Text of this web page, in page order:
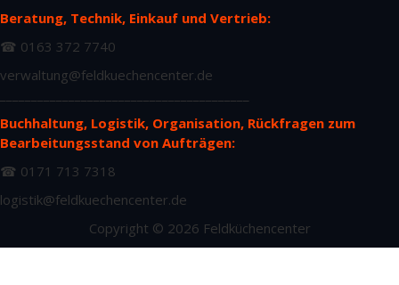
Beratung, Technik, Einkauf und Vertrieb:
☎ 0163 372 7740
verwaltung@feldkuechencenter.de
Buchhaltung, Logistik, Organisation, Rückfragen zum
Bearbeitungsstand von Aufträgen:
☎ 0171 713 7318
logistik@feldkuechencenter.de
Copyright © 2026 Feldküchencenter